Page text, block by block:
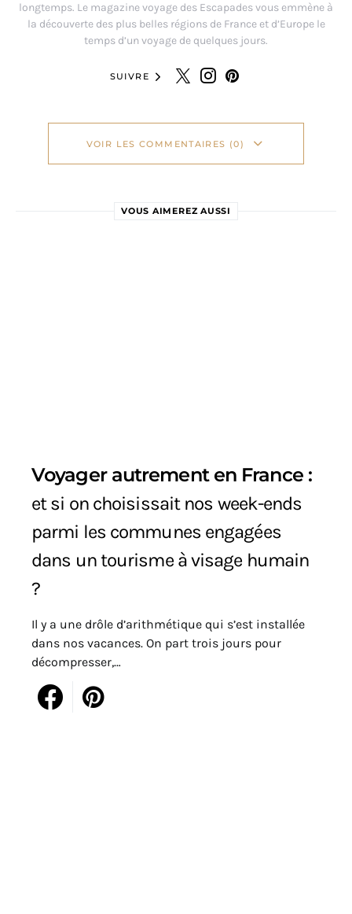
longtemps. Le magazine voyage des Escapades vous emmène à
la découverte des plus belles régions de France et d’Europe le
temps d’un voyage de quelques jours.
SUIVRE
VOIR LES COMMENTAIRES (0)
VOUS AIMEREZ AUSSI
Voyager autrement en France :
et si on choisissait nos week-ends
parmi les communes engagées
dans un tourisme à visage humain
?
Il y a une drôle d’arithmétique qui s’est installée
dans nos vacances. On part trois jours pour
décompresser,…